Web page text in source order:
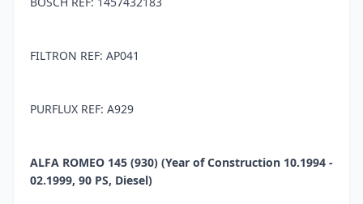
FILTRON REF: AP041
PURFLUX REF: A929
ALFA ROMEO 145 (930) (Year of Construction 10.1994 -
02.1999, 90 PS, Diesel)